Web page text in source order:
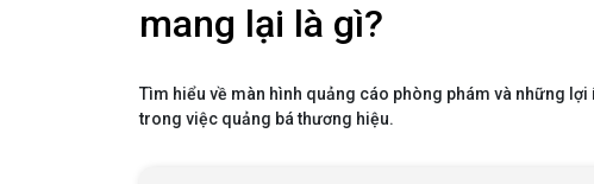
mang lại là gì?
Tìm hiểu về màn hình quảng cáo phòng phám và những
trong việc quảng bá thương hiệu.